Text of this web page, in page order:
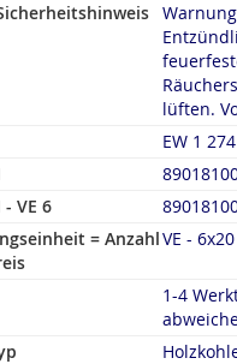
feuerfesten
lüften.
EW 1 274
- VE 6
= AnzahlVE -
1-4